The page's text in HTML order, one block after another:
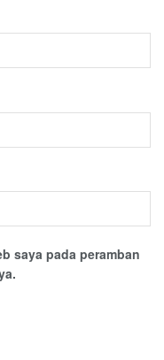
saya pada peramban